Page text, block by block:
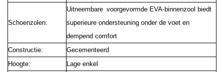
Schoenzolen:
Uitneembare voorgevormde EVA-binnenzool biedt
superieure ondersteuning onder de voet en
dempend comfort
Constructie:
Gecementeerd
Hoogte:
Lage enkel